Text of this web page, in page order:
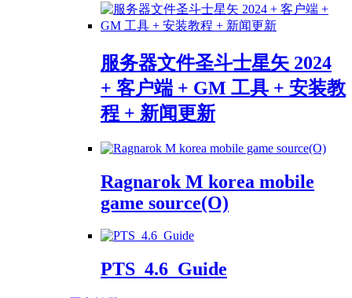
服务器文件圣斗士星矢 2024
+ 客户端 + GM 工具 + 安装教
程 + 新闻更新
Ragnarok M korea mobile
game source(O)
PTS_4.6_Guide